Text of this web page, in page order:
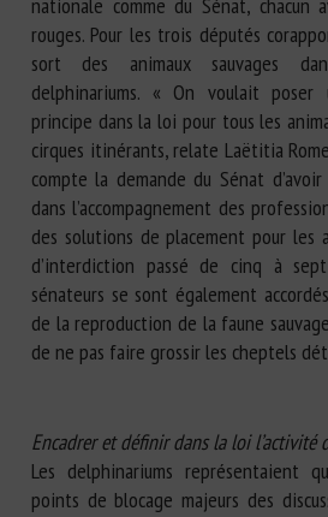
rouges. Pour les trois députés
sort des animaux sauvages
delphinariums. « On voulait
principe dans la loi pour tous les
cirques itinérants, relate Laëtitia
compte la demande du Sénat
dans l’accompagnement des
des solutions de placement pour les
d’interdiction passé de cinq à
sénateurs se sont également
de la reproduction de la faune
de ne pas faire grossir les cheptels
Encadrer et définir dans la loi l’activité
Les delphinariums représentaient
points de blocage majeurs des